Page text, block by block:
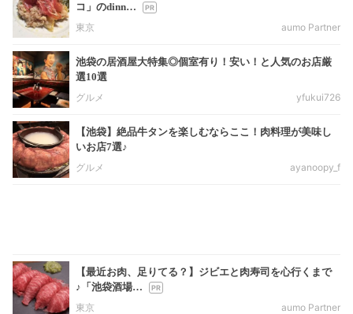
コ」のdinn…
東京
aumo Partner
池袋の居酒屋大特集◎個室有り！安い！と人気のお店厳
選10選
グルメ
yfukui726
【池袋】絶品牛タンを楽しむならここ！肉料理が美味し
いお店7選♪
グルメ
ayanoopy_f
【最近お肉、足りてる？】ジビエと肉寿司を心行くまで
♪「池袋酒場…
東京
aumo Partner